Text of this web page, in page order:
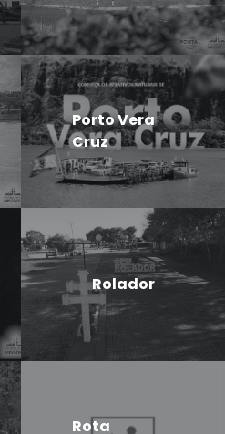
Porto Vera
Cruz
Rolador
Rota